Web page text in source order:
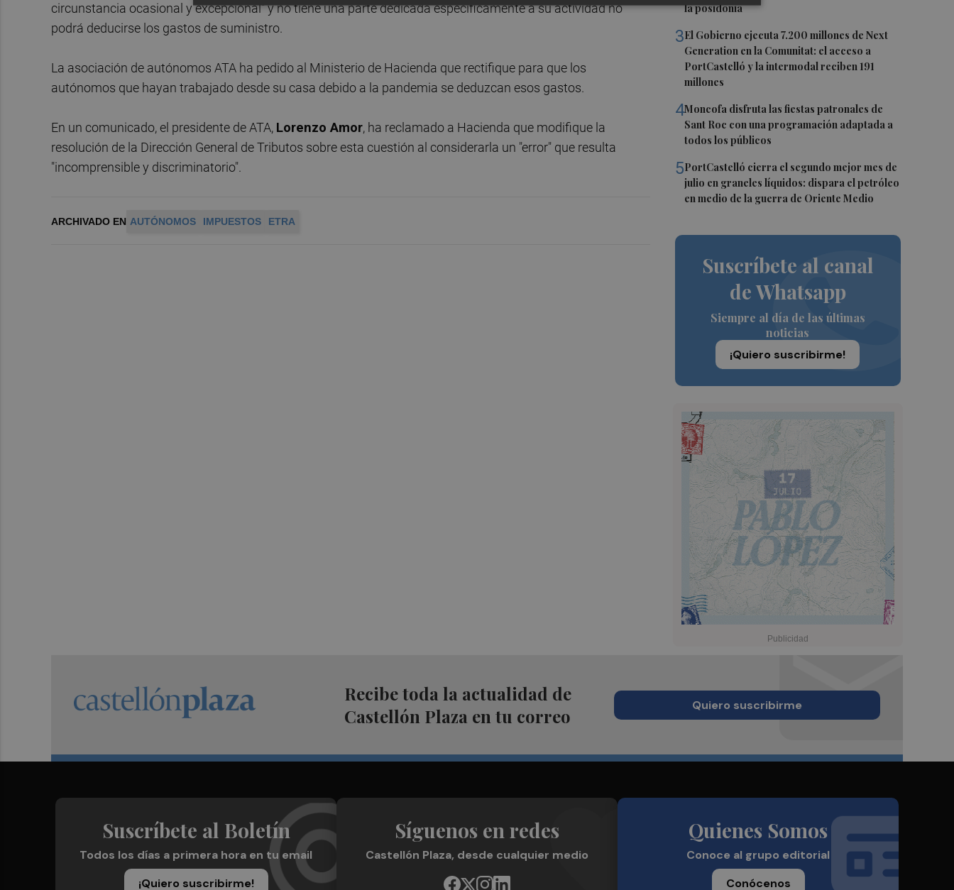
la posidonia
3El Gobierno ejecuta 7.200 millones de Next
Generation en la Comunitat: el acceso a
PortCastelló y la intermodal reciben 191
millones
4Moncofa disfruta las fiestas patronales de
Sant Roc con una programación adaptada a
todos los públicos
5PortCastelló cierra el segundo mejor mes de
julio en graneles líquidos: dispara el petróleo
en medio de la guerra de Oriente Medio
Suscríbete al canal
de Whatsapp
Siempre al día de las últimas
noticias
¡Quiero suscribirme!
circunstancia ocasional y excepcional" y no tiene una parte dedicada específicamente a su actividad no
podrá deducirse los gastos de suministro.
La asociación de autónomos ATA ha pedido al Ministerio de Hacienda que rectifique para que los
autónomos que hayan trabajado desde su casa debido a la pandemia se deduzcan esos gastos.
En un comunicado, el presidente de ATA, Lorenzo Amor, ha reclamado a Hacienda que modifique la
resolución de la Dirección General de Tributos sobre esta cuestión al considerarla un "error" que resulta
"incomprensible y discriminatorio".
ARCHIVADO EN AUTÓNOMOS IMPUESTOS ETRA
Recibe toda la actualidad de
Castellón Plaza en tu correo
Quiero suscribirme
Suscríbete al Boletín
Todos los días a primera hora en tu email
¡Quiero suscribirme!
Síguenos en redes
Castellón Plaza, desde cualquier medio
Quienes Somos
Conoce al grupo editorial
Conócenos